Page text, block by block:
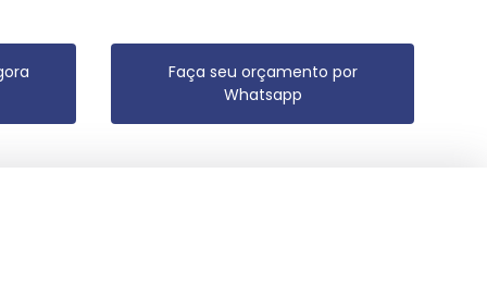
Faça seu orçamento por
Whatsapp